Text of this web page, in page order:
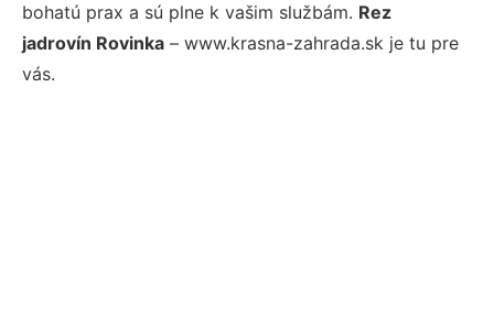
bohatú prax a sú plne k vašim službám. Rez
jadrovín Rovinka – www.krasna-zahrada.sk je tu pre
vás.